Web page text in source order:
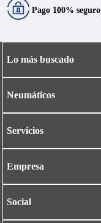
Pago 100% seguro
Lo más buscado
Neumáticos
Servicios
Empresa
Social